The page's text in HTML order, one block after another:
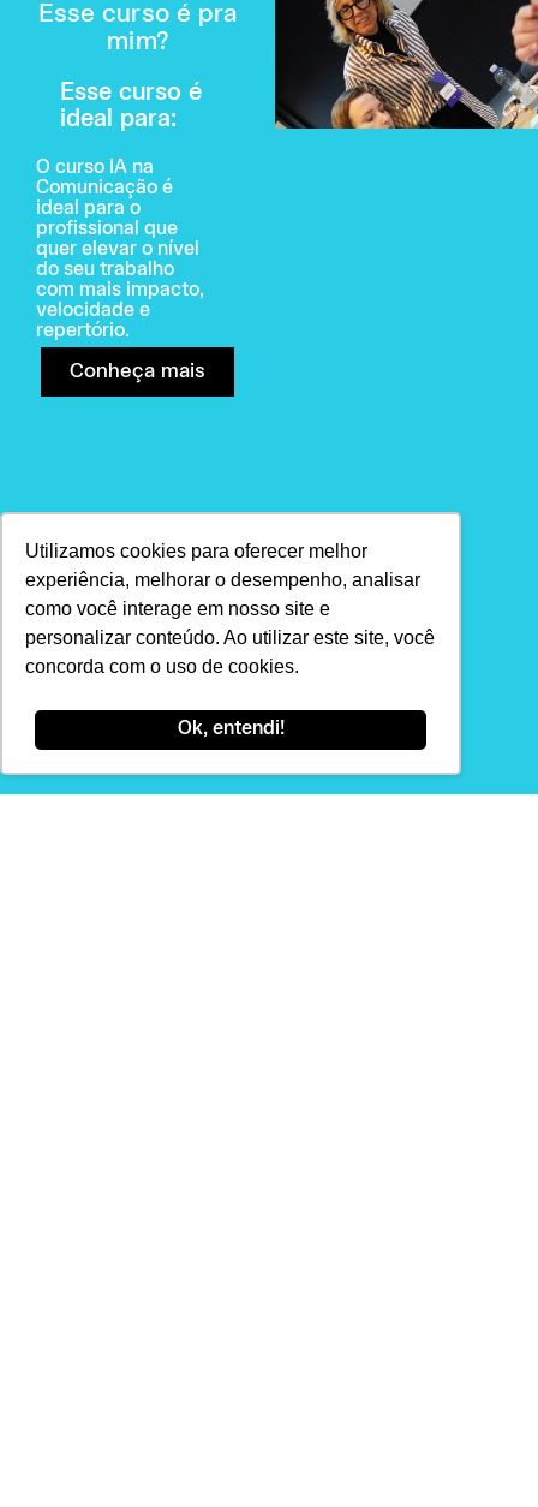
Utilizamos cookies para oferecer melhor
experiência, melhorar o desempenho, analisar
como você interage em nosso site e
personalizar conteúdo. Ao utilizar este site, você
concorda com o uso de cookies.
Ok, entendi!
Esse curso é pra
mim?
Esse curso é
ideal para:
O curso IA na
Comunicação é
ideal para o
profissional que
quer elevar o nível
do seu trabalho
com mais impacto,
velocidade e
repertório.
Conheça mais